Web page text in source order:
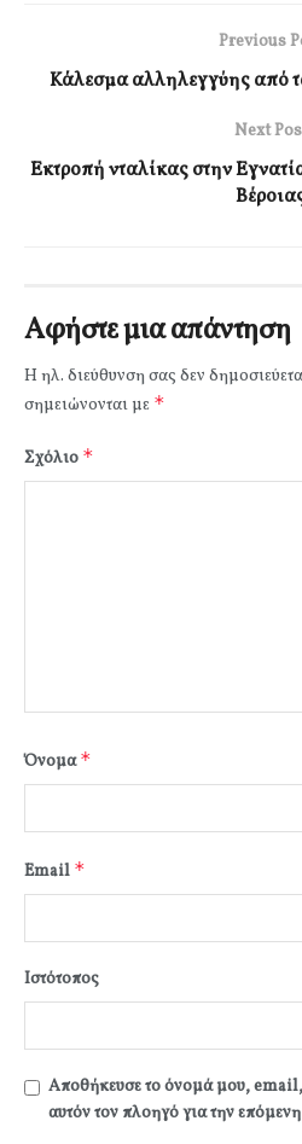
Previous
Κάλεσμα αλληλεγγύης από
Next
Εκτροπή νταλίκας στην
Αφήστε μια απάντηση
Η ηλ. διεύθυνση σας δεν
σημειώνονται με *
Σχόλιο *
Όνομα*
Email *
Ιστότοπος
Αποθήκευσε το όνομά μου, email,
αυτόν τον πλοηγό για την